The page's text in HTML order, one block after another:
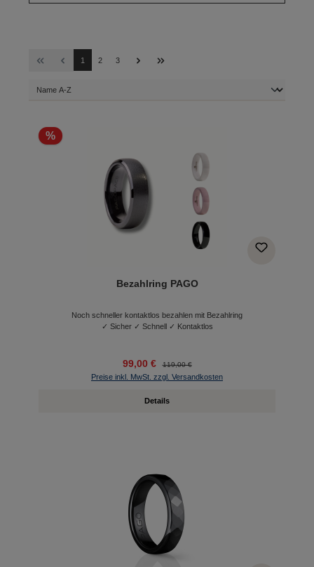
Seite
1 Seite
2 Seite
3
%
Bezahlring PAGO
Noch schneller kontaktlos bezahlen mit Bezahlring
✓ Sicher ✓ Schnell ✓ Kontaktlos
99,00 € 119,00 €
Preise inkl. MwSt. zzgl. Versandkosten
Details